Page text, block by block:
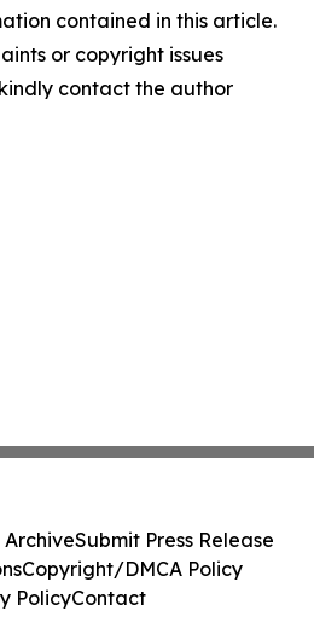
contained in this article.
or copyright issues
contact the author
ArchiveSubmit Press Release
Copyright/DMCA Policy
PolicyContact